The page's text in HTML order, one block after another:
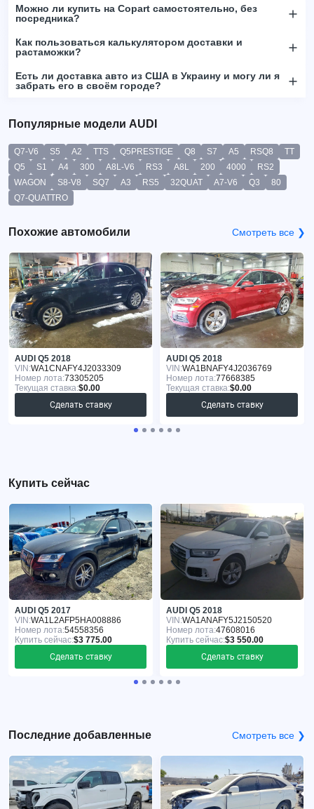
Можно ли купить на Copart самостоятельно, без
посредника?
Как пользоваться калькулятором доставки и
растаможки?
Есть ли доставка авто из США в Украину и могу ли я
забрать его в своём городе?
Популярные модели AUDI
Q7-V6 S5 A2 TTS Q5PRESTIGE Q8 S7 A5 RSQ8
TT
Q5
S1 A4 300 A8L-V6 RS3 A8L 200 4000
RS2
WAGON
S8-V8 SQ7 A3 RS5 32QUAT A7-V6 Q3
80
Q7-QUATTRO
Похожие автомобили Смотреть все ❯
AUDI Q5 2018
VIN:WA1CNAFY4J2033309
Номер лота:73305205
Текущая ставка:$0.00
Сделать ставку
AUDI Q5 2018
VIN:WA1BNAFY4J2036769
Номер лота:77668385
Текущая ставка:$0.00
Сделать ставку
Купить сейчас
AUDI Q5 2017
VIN:WA1L2AFP5HA008886
Номер лота:54558356
Купить сейчас:$3 775.00
Сделать ставку
AUDI Q5 2018
VIN:WA1ANAFY5J2150520
Номер лота:47608016
Купить сейчас:$3 550.00
Сделать ставку
Последние добавленные Смотреть все ❯